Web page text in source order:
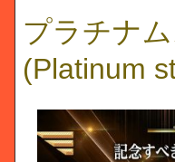
プラチナ
(Platinum